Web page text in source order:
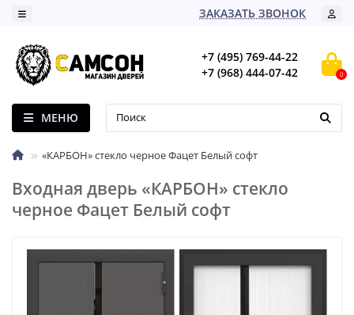
ЗАКАЗАТЬ ЗВОНОК
+7 (495) 769-44-22
+7 (968) 444-07-42
0
МЕНЮ
«КАРБОН» стекло черное Фацет Белый софт
Входная дверь «КАРБОН» стекло
черное Фацет Белый софт